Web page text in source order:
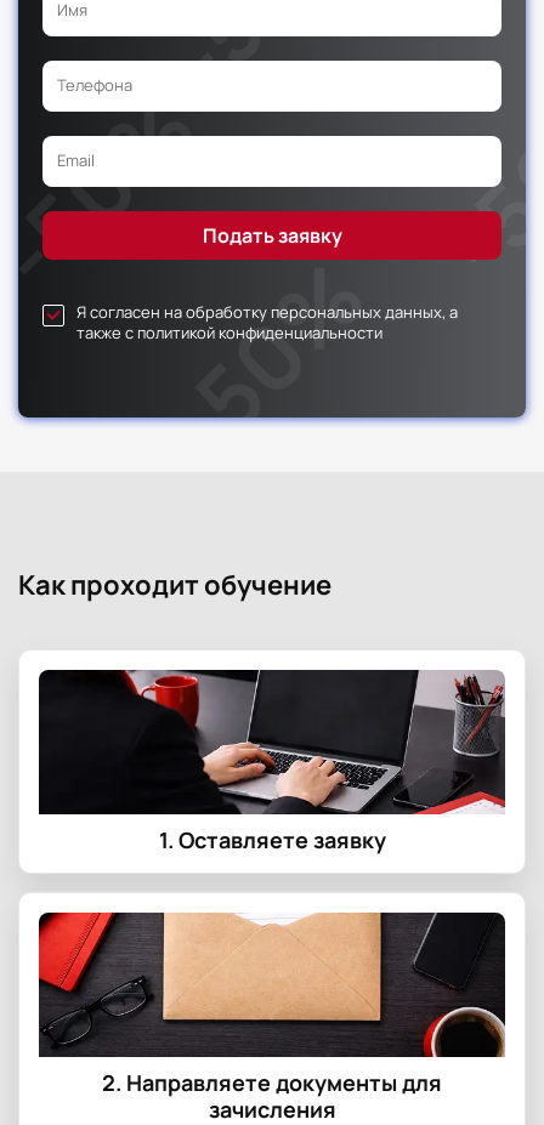
Я согласен на обработку персональных данных, а
также с политикой конфиденциальности
Как проходит обучение
1. Оставляете заявку
2. Направляете документы для
зачисления